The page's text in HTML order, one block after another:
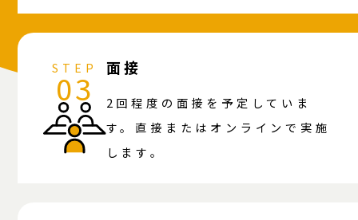
STEP
03
面接
2回程度の面接を予定していま
す。直接またはオンラインで実施
します。